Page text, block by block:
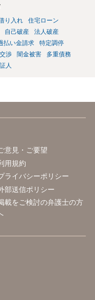
り入れ
住宅ローン
自己破産
法人破産
払い金請求
特定調停
渉 闇金被害
多重債務
人
意見・ご要望
用規約
ライバシーポリシー
部送信ポリシー
載をご検討の弁護士の方